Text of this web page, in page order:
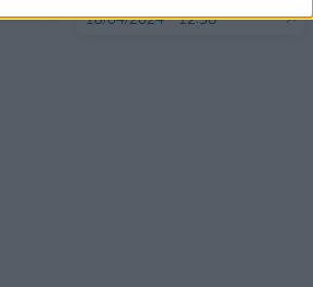
18/04/2024 - 12:36